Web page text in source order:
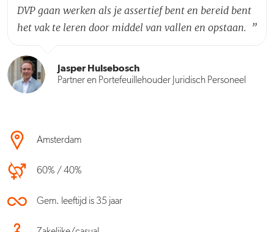
DVP gaan werken als je assertief bent en bereid bent
het vak te leren door middel van vallen en opstaan. ”
Jasper Hulsebosch
Partner en Portefeuillehouder Juridisch Personeel
Amsterdam
60% / 40%
Gem. leeftijd is 35 jaar